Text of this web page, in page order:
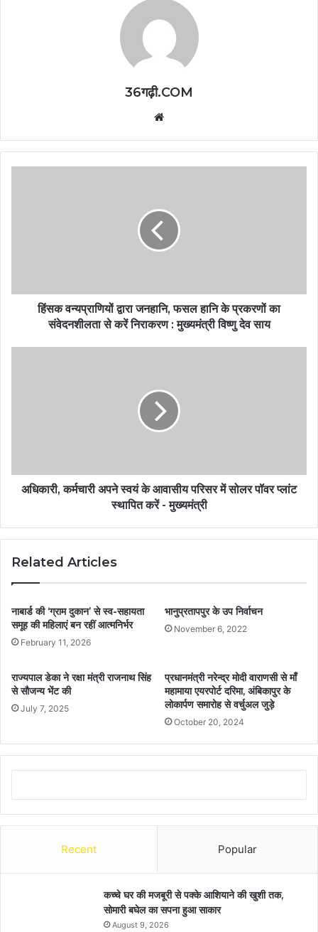
36गढ़ी.COM
हिंसक वन्यप्राणियों द्वारा जनहानि, फसल हानि के प्रकरणों का
संवेदनशीलता से करें निराकरण : मुख्यमंत्री विष्णु देव साय
अधिकारी, कर्मचारी अपने स्वयं के आवासीय परिसर में सोलर पॉवर प्लांट
स्थापित करें - मुख्यमंत्री
Related Articles
नाबार्ड की ‘ग्राम दुकान’ से स्व-सहायता
समूह की महिलाएं बन रहीं आत्मनिर्भर
February 11, 2026
भानुप्रतापपुर के उप निर्वाचन
November 6, 2022
राज्यपाल डेका ने रक्षा मंत्री राजनाथ सिंह
से सौजन्य भेंट की
July 7, 2025
प्रधानमंत्री नरेन्द्र मोदी वाराणसी से माँ
महामाया एयरपोर्ट दरिमा, अंबिकापुर के
लोकार्पण समारोह से वर्चुअल जुड़े
October 20, 2024
Recent Popular
कच्चे घर की मजबूरी से पक्के आशियाने की खुशी तक,
सोमारी बघेल का सपना हुआ साकार
August 9, 2026